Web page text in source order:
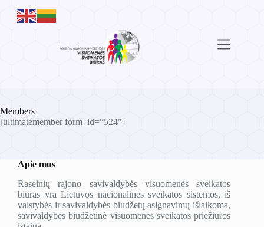
content
Members
[ultimatemember form_id=”524″]
Apie mus
Raseinių rajono savivaldybės visuomenės sveikatos
biuras yra Lietuvos nacionalinės sveikatos sistemos, iš
valstybės ir savivaldybės biudžetų asignavimų išlaikoma,
savivaldybės biudžetinė visuomenės sveikatos priežiūros